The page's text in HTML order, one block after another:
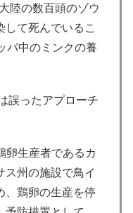
陸の数百頭のゾウ
して死んでいるこ
パ中のミンクの養
誤ったアプローチ
卵生産者であるカ
ス州の施設で鳥イ
、鶏卵の生産を停